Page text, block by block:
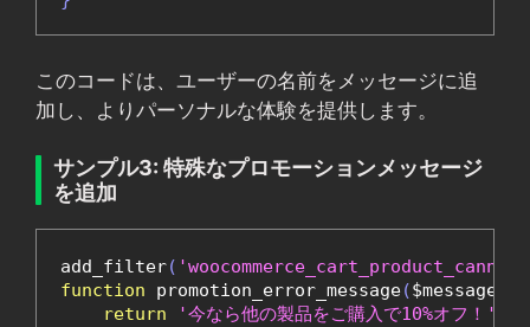
このコードは、ユーザーの名前をメッセージに追
加し、よりパーソナルな体験を提供します。
サンプル3: 特殊なプロモーションメッセージ
を追加
add_filter(
function promotion_error_message($message
return
'今なら他の製品をご購入で10%オフ！'